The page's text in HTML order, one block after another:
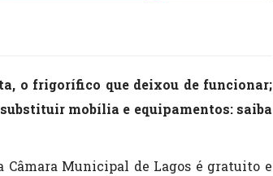
o frigorífico que deixou de funcionar;
mobília e equipamentos: saiba
Câmara Municipal de Lagos é gratuito e